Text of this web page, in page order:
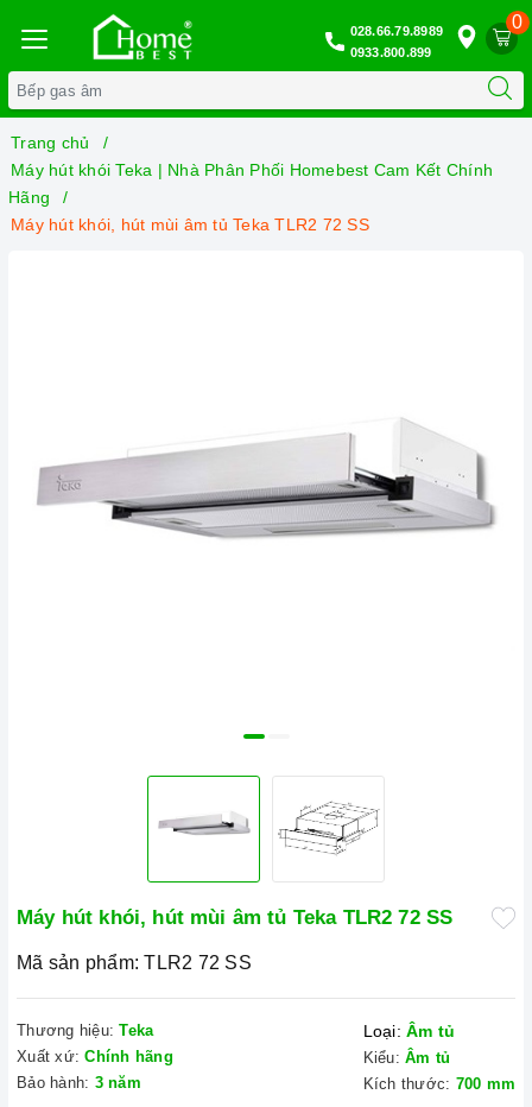
0
028.66.79.8989
0933.800.899
Trang chủ
Máy hút khói Teka | Nhà Phân Phối Homebest Cam Kết Chính
Hãng
Máy hút khói, hút mùi âm tủ Teka TLR2 72 SS
Máy hút khói, hút mùi âm tủ Teka TLR2 72 SS
Mã sản phẩm: TLR2 72 SS
Thương hiệu: Teka
Xuất xứ: Chính hãng
Bảo hành: 3 năm
Loại: Âm tủ
Kiểu: Âm tủ
Kích thước: 700 mm